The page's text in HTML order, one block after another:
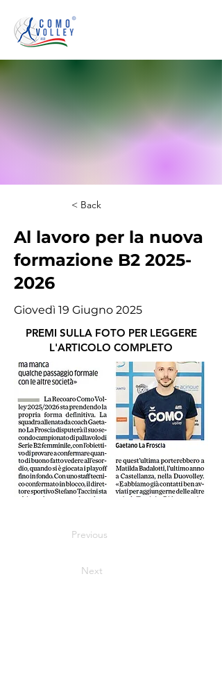
< Back
Al lavoro per la nuova
formazione B2 2025-
2026
Giovedì 19 Giugno 2025
PREMI SULLA FOTO PER LEGGERE
L'ARTICOLO COMPLETO
Previous
Next